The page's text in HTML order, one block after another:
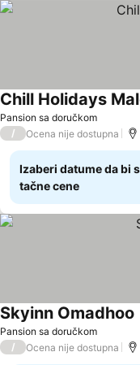
Pansion sa doručkom
Chill Holidays
/ Ocena nije dostupna
Izaberi datume da bi
tačne cene
Pansion sa doručkom
Skyinn Omadhoo
/ Ocena nije dostupna